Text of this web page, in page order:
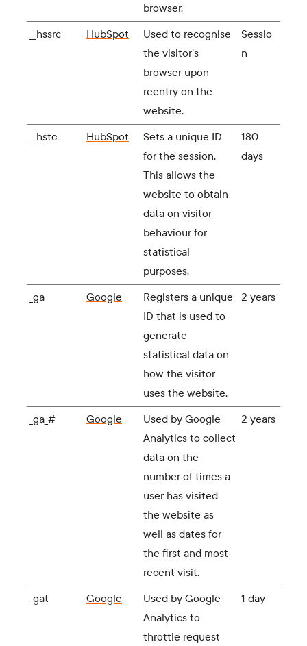
browser.
__hssrc HubSpot
Used to recognise
the visitor's
browser upon
reentry on the
website.
Sessio
n
__hstc HubSpot
Sets a unique ID
for the session.
This allows the
website to obtain
data on visitor
behaviour for
statistical
purposes.
180
days
_ga Google
Registers a unique
ID that is used to
generate
statistical data on
how the visitor
uses the website.
2 years
_ga_# Google
Used by Google
Analytics to collect
data on the
number of times a
user has visited
the website as
well as dates for
the first and most
recent visit.
2 years
_gat Google
Used by Google
Analytics to
throttle request
1 day